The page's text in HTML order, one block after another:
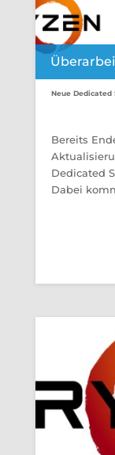
Neue Dedicated
Bereits
Dedicated
Dabei